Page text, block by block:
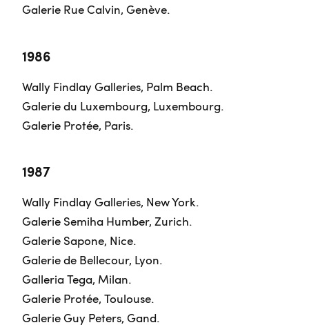
Galerie Rue Calvin, Genève.
1986
Wally Findlay Galleries, Palm Beach.
Galerie du Luxembourg, Luxembourg.
Galerie Protée, Paris.
1987
Wally Findlay Galleries, New York.
Galerie Semiha Humber, Zurich.
Galerie Sapone, Nice.
Galerie de Bellecour, Lyon.
Galleria Tega, Milan.
Galerie Protée, Toulouse.
Galerie Guy Peters, Gand.